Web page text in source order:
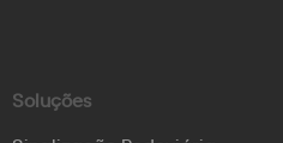
Soluções